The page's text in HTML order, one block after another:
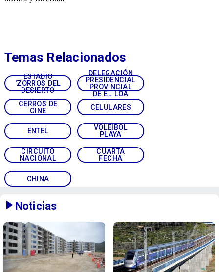
ESTADIO
'ZORROS DEL
DESIERTO
DELEGACIÓN
PRESIDENCIAL
PROVINCIAL
DE EL LOA
CERROS DE
CINE
CELULARES
ENTEL
VÓLEIBOL
PLAYA
CIRCUITO
NACIONAL
CUARTA
FECHA
CHINA
Temas Relacionados
Noticias